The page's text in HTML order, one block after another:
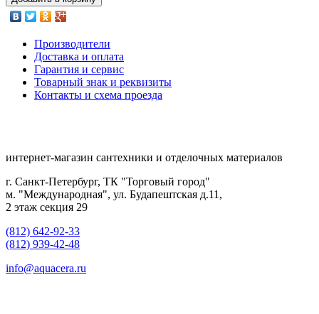
Производители
Доставка и оплата
Гарантия и сервис
Товарный знак и реквизиты
Контакты и схема проезда
интернет-магазин сантехники и отделочных материалов
г. Санкт-Петербург, ТК "Торговый город"
м. "Международная", ул. Будапештская д.11,
2 этаж секция 29
(812) 642-92-33
(812) 939-42-48
info@aquacera.ru